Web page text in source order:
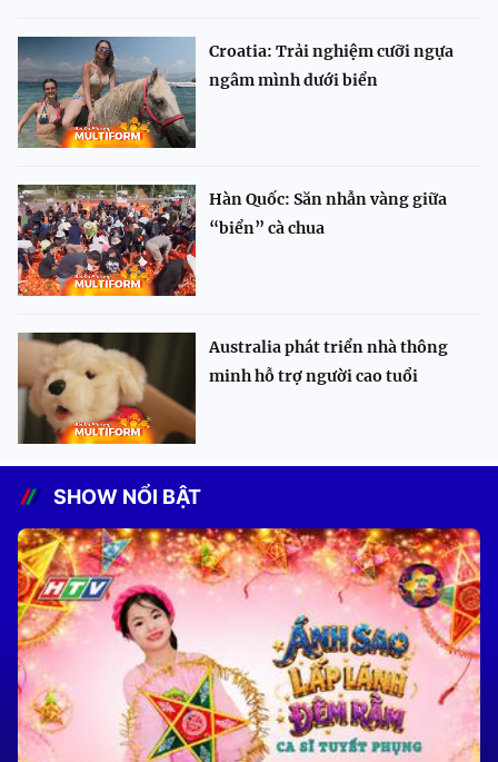
Croatia: Trải nghiệm cưỡi ngựa
ngâm mình dưới biển
Hàn Quốc: Săn nhẫn vàng giữa
“biển” cà chua
Australia phát triển nhà thông
minh hỗ trợ người cao tuổi
SHOW NỔI BẬT